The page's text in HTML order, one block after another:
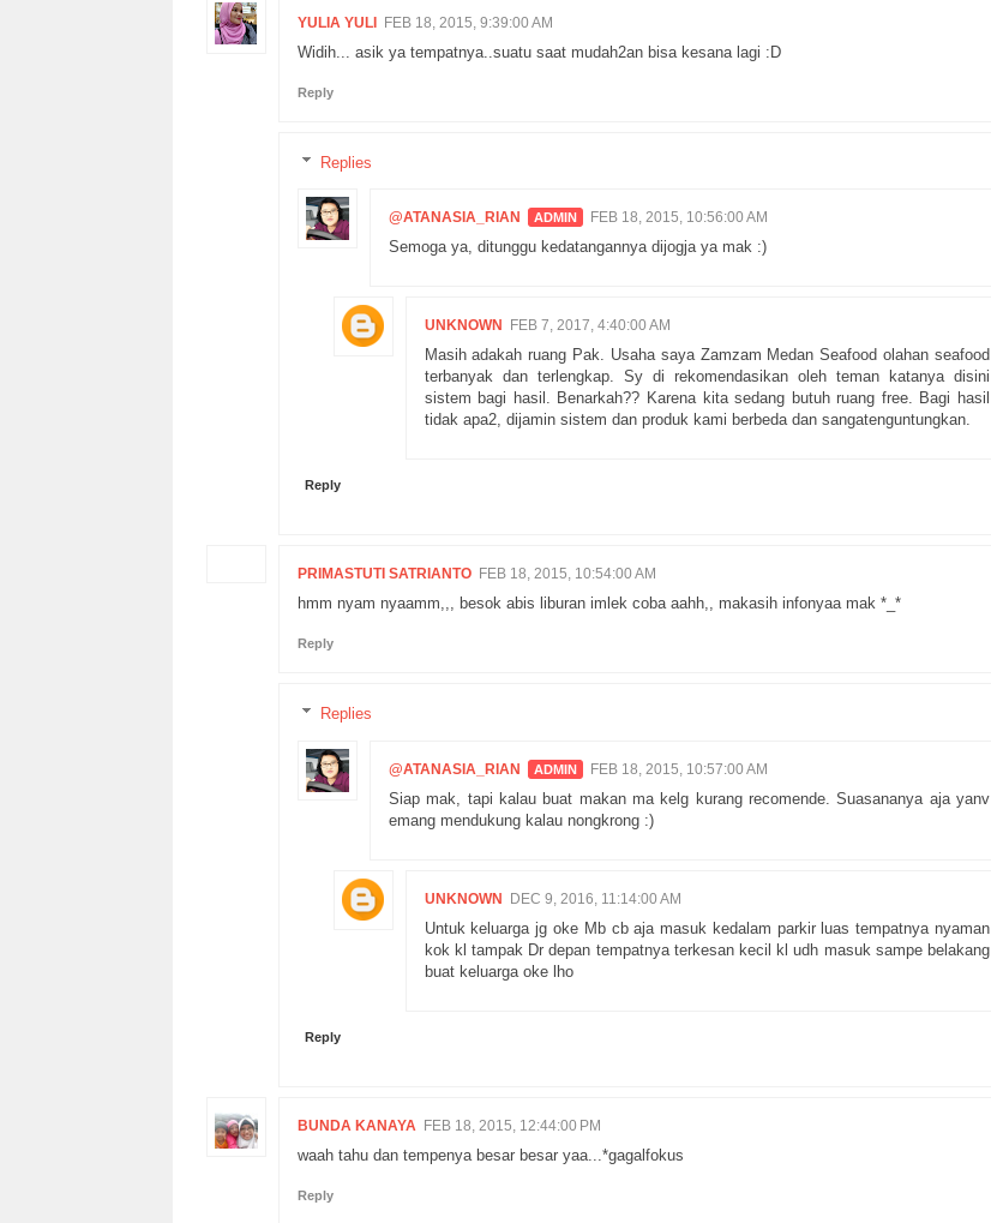
YULIA YULI FEB 18, 2015, 9:39:00 AM
Widih... asik ya tempatnya..suatu saat mudah2an bisa kesana lagi :D
Reply
Replies
@ATANASIA_RIAN FEB 18, 2015, 10:56:00 AM
Semoga ya, ditunggu kedatangannya dijogja ya mak :)
UNKNOWN FEB 7, 2017, 4:40:00 AM
Masih adakah ruang Pak. Usaha saya Zamzam Medan Seafood olahan seafood
terbanyak dan terlengkap. Sy di rekomendasikan oleh teman katanya disini
sistem bagi hasil. Benarkah?? Karena kita sedang butuh ruang free. Bagi hasil
tidak apa2, dijamin sistem dan produk kami berbeda dan sangatenguntungkan.
Reply
PRIMASTUTI SATRIANTO FEB 18, 2015, 10:54:00 AM
hmm nyam nyaamm,,, besok abis liburan imlek coba aahh,, makasih infonyaa mak *_*
Reply
Replies
@ATANASIA_RIAN FEB 18, 2015, 10:57:00 AM
Siap mak, tapi kalau buat makan ma kelg kurang recomende. Suasananya aja yanv
emang mendukung kalau nongkrong :)
UNKNOWN DEC 9, 2016, 11:14:00 AM
Untuk keluarga jg oke Mb cb aja masuk kedalam parkir luas tempatnya nyaman
kok kl tampak Dr depan tempatnya terkesan kecil kl udh masuk sampe belakang
buat keluarga oke lho
Reply
BUNDA KANAYA FEB 18, 2015, 12:44:00 PM
waah tahu dan tempenya besar besar yaa...*gagalfokus
Reply